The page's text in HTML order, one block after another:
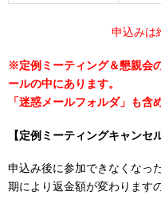
申込みは
※定例ミーティング＆懇親会
ールの中にあります。
「迷惑メールフォルダ」も含
【定例ミーティングキャンセ
申込み後に参加できなくなっ
期により返金額が変わります